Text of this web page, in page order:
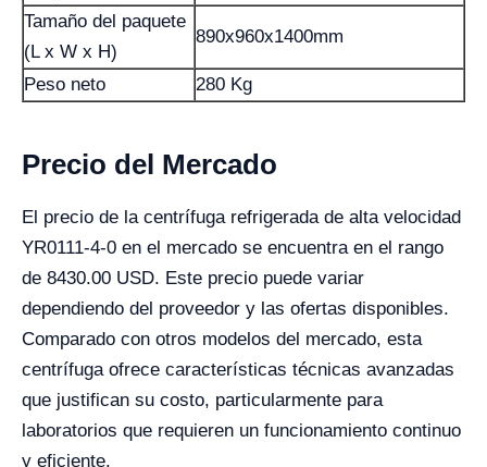
Tamaño del paquete
(L x W x H)
890x960x1400mm
Peso neto 280 Kg
Precio del Mercado
El precio de la centrífuga refrigerada de alta velocidad
YR0111-4-0 en el mercado se encuentra en el rango
de 8430.00 USD. Este precio puede variar
dependiendo del proveedor y las ofertas disponibles.
Comparado con otros modelos del mercado, esta
centrífuga ofrece características técnicas avanzadas
que justifican su costo, particularmente para
laboratorios que requieren un funcionamiento continuo
y eficiente.